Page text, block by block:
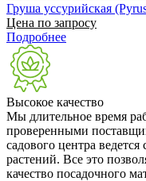
Груша уссурийская
Цена по запросу
Подробнее
Высокое качество
Мы длительное время
проверенными
садового центра
растений. Все это
качество посадочного